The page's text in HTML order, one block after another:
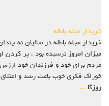
خریدار مجله باطله
خریدار مجله باطله در سالیان نه
میزان امروز نرسیده بود ، پر
مردم برای خود و فرزندان خود
خوراک فکری خوب باعث رشد و
روزگا ...